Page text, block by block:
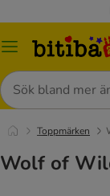
Meny
Sök
Toppmärken
Wolf of